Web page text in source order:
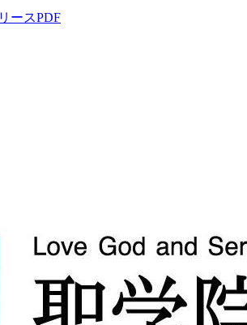
ースPDF